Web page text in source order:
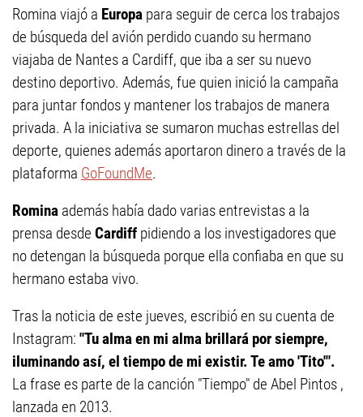
Romina viajó a Europa para seguir de cerca los trabajos
de búsqueda del avión perdido cuando su hermano
viajaba de Nantes a Cardiff, que iba a ser su nuevo
destino deportivo. Además, fue quien inició la campaña
para juntar fondos y mantener los trabajos de manera
privada. A la iniciativa se sumaron muchas estrellas del
deporte, quienes además aportaron dinero a través de la
plataforma GoFoundMe.
Romina además había dado varias entrevistas a la
prensa desde Cardiff pidiendo a los investigadores que
no detengan la búsqueda porque ella confiaba en que su
hermano estaba vivo.
Tras la noticia de este jueves, escribió en su cuenta de
Instagram: "Tu alma en mi alma brillará por siempre,
iluminando así, el tiempo de mi existir. Te amo 'Tito'".
La frase es parte de la canción "Tiempo" de Abel Pintos ,
lanzada en 2013.